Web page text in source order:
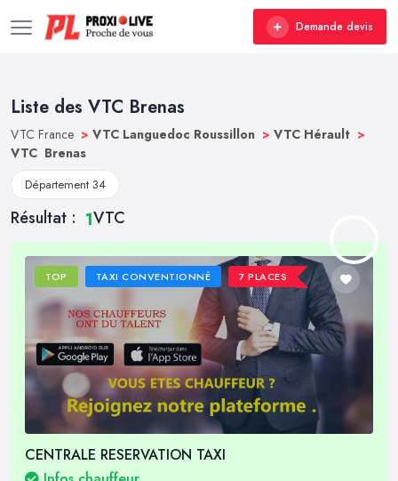
Demande devis
Liste des VTC Brenas
VTC France > VTC Languedoc Roussillon > VTC Hérault >
VTC Brenas
Département 34
Résultat : 1VTC
TOP TAXI CONVENTIONNÉ 7 PLACES
CENTRALE RESERVATION TAXI